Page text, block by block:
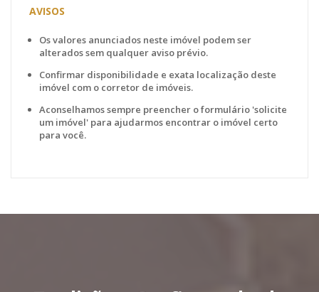
AVISOS
Os valores anunciados neste imóvel podem ser
alterados sem qualquer aviso prévio.
Confirmar disponibilidade e exata localização deste
imóvel com o corretor de imóveis.
Aconselhamos sempre preencher o formulário 'solicite
um imóvel' para ajudarmos encontrar o imóvel certo
para você.